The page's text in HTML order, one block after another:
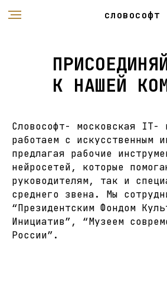
словософт
К НАШЕЙ
Словософт- московская IT-
работаем с искусственным
предлагая рабочие
нейросетей, которые
руководителям, так и
среднего звена. Мы
“Президентским Фондом
Инициатив”, “Музеем
России”.